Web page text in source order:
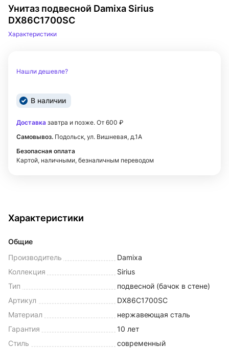
Унитаз подвесной Damixa Sirius
DX86C1700SC
Характеристики
Нашли дешевле?
В наличии
Доставка завтра и позже. От 600 ₽
Самовывоз. Подольск, ул. Вишневая, д.1А
Безопасная оплата
Картой, наличными, безналичным переводом
Характеристики
Общие
Производитель
Damixa
Коллекция
Sirius
Тип
подвесной (бачок в стене)
Артикул
DX86C1700SC
Материал
нержавеющая сталь
Гарантия
10 лет
Стиль
современный